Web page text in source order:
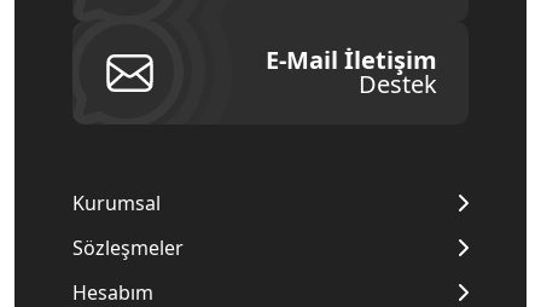
E-Mail İletişim
Destek
Kurumsal
Sözleşmeler
Hesabım